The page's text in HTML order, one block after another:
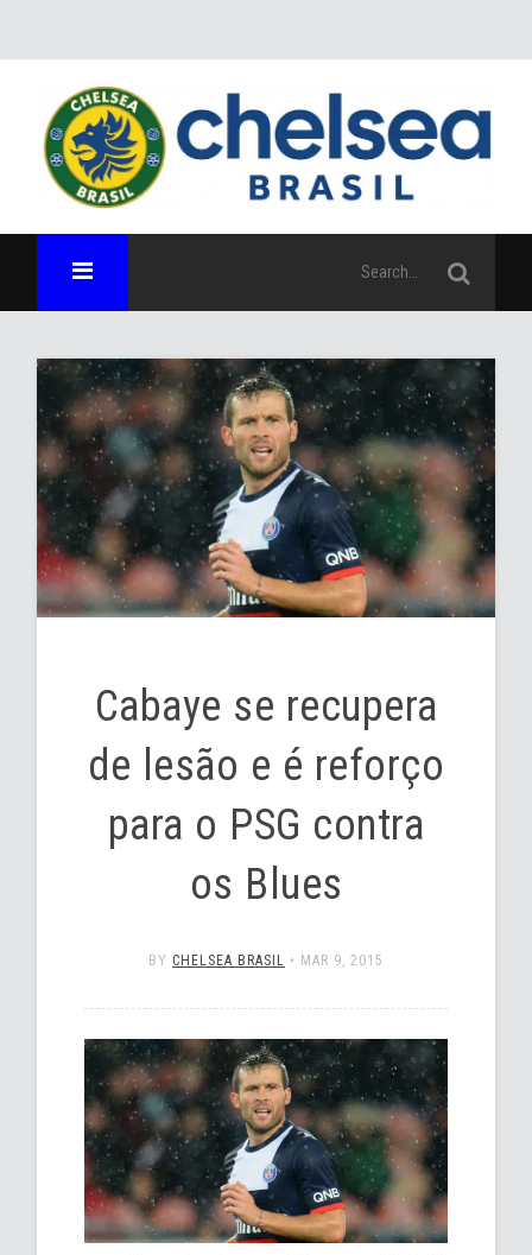
Cabaye se recupera
de lesão e é reforço
para o PSG contra
os Blues
BY CHELSEA BRASIL • MAR 9, 2015